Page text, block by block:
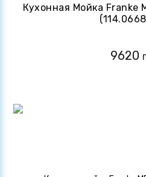
Кухонная Мойка Franke
9620